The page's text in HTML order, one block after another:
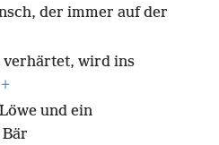
der immer auf der
verhärtet, wird ins
+
und ein